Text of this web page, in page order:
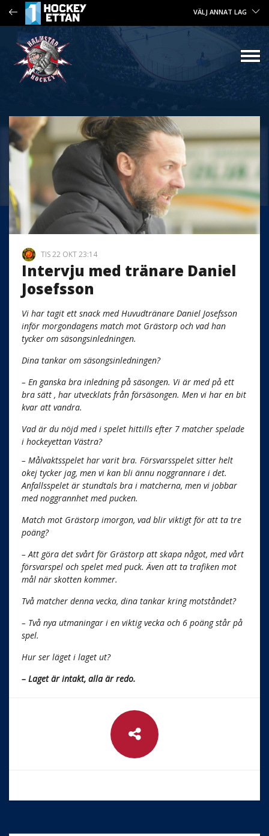
VÄLJ ANNAT LAG
TIS 22 OKT 23:14
Intervju med tränare Daniel
Josefsson
Vi har tagit ett snack med Huvudtränare Daniel Josefsson
inför morgondagens match mot Grästorp och vad han
tycker om säsongsinledningen.
Dina tankar om säsongsinledningen?
– En ganska bra inledning på säsongen. Vi är med på ett
bra sätt , har utvecklats från försäsongen. Men vi har en bit
kvar att vandra.
Vad är du nöjd med i spelet hittills efter 7 matcher spelade
i hockeyettan Västra?
– Målvaktsspelet har varit bra. Försvarsspelet sitter helt
okej tycker jag, men vi kan bli ännu noggrannare i det.
Anfallsspelet är stundtals bra i matcherna, men vi jobbar
med noggrannhet med pucken.
Match mot Grästorp imorgon, vad blir viktigt för att ta tre
poäng?
– Att göra det svårt för Grästorp att skapa något, med vårt
försvarspel och spelet med puck. Även att ta trafiken mot
mål när skotten kommer.
Två matcher denna vecka, dina tankar kring motståndet?
– Två nya utmaningar i en viktig vecka och 6 poäng står på
spel.
Hur ser läget i laget ut?
– Laget är intakt, alla är redo.